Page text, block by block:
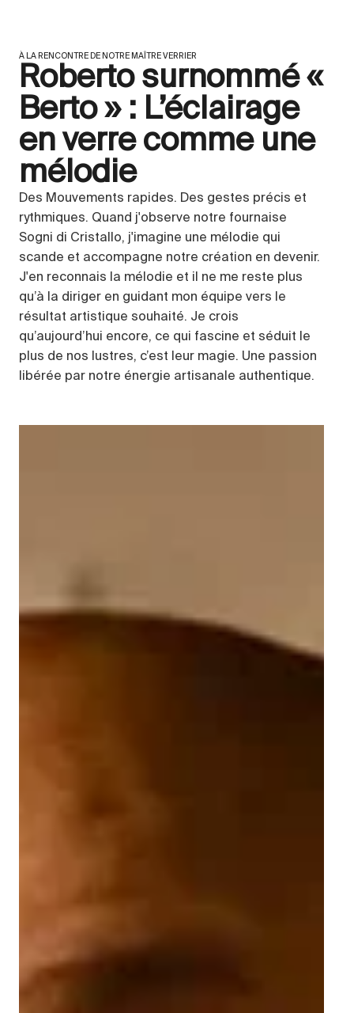
À LA RENCONTRE DE NOTRE MAÎTRE VERRIER
Roberto surnommé «
Berto » : L’éclairage
en verre comme une
mélodie
Des Mouvements rapides. Des gestes précis et
rythmiques. Quand j'observe notre fournaise
Sogni di Cristallo, j'imagine une mélodie qui
scande et accompagne notre création en devenir.
J'en reconnais la mélodie et il ne me reste plus
qu’à la diriger en guidant mon équipe vers le
résultat artistique souhaité. Je crois
qu’aujourd’hui encore, ce qui fascine et séduit le
plus de nos lustres, c’est leur magie. Une passion
libérée par notre énergie artisanale authentique.